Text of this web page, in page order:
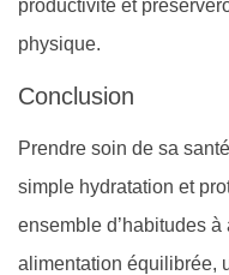
productivité et
physique.
Conclusion
Prendre soin de sa
simple hydratation et
ensemble d’habitudes
alimentation équilibrée,